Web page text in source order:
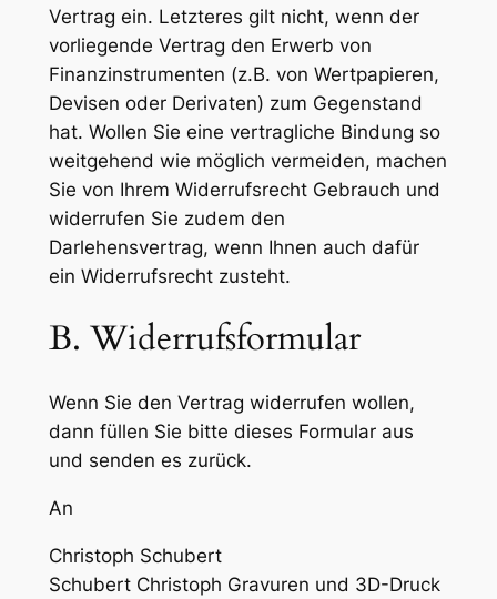
Vertrag ein. Letzteres gilt nicht, wenn der
vorliegende Vertrag den Erwerb von
Finanzinstrumenten (z.B. von Wertpapieren,
Devisen oder Derivaten) zum Gegenstand
hat. Wollen Sie eine vertragliche Bindung so
weitgehend wie möglich vermeiden, machen
Sie von Ihrem Widerrufsrecht Gebrauch und
widerrufen Sie zudem den
Darlehensvertrag, wenn Ihnen auch dafür
ein Widerrufsrecht zusteht.
B. Widerrufsformular
Wenn Sie den Vertrag widerrufen wollen,
dann füllen Sie bitte dieses Formular aus
und senden es zurück.
An
Christoph Schubert
Schubert Christoph Gravuren und 3D-Druck